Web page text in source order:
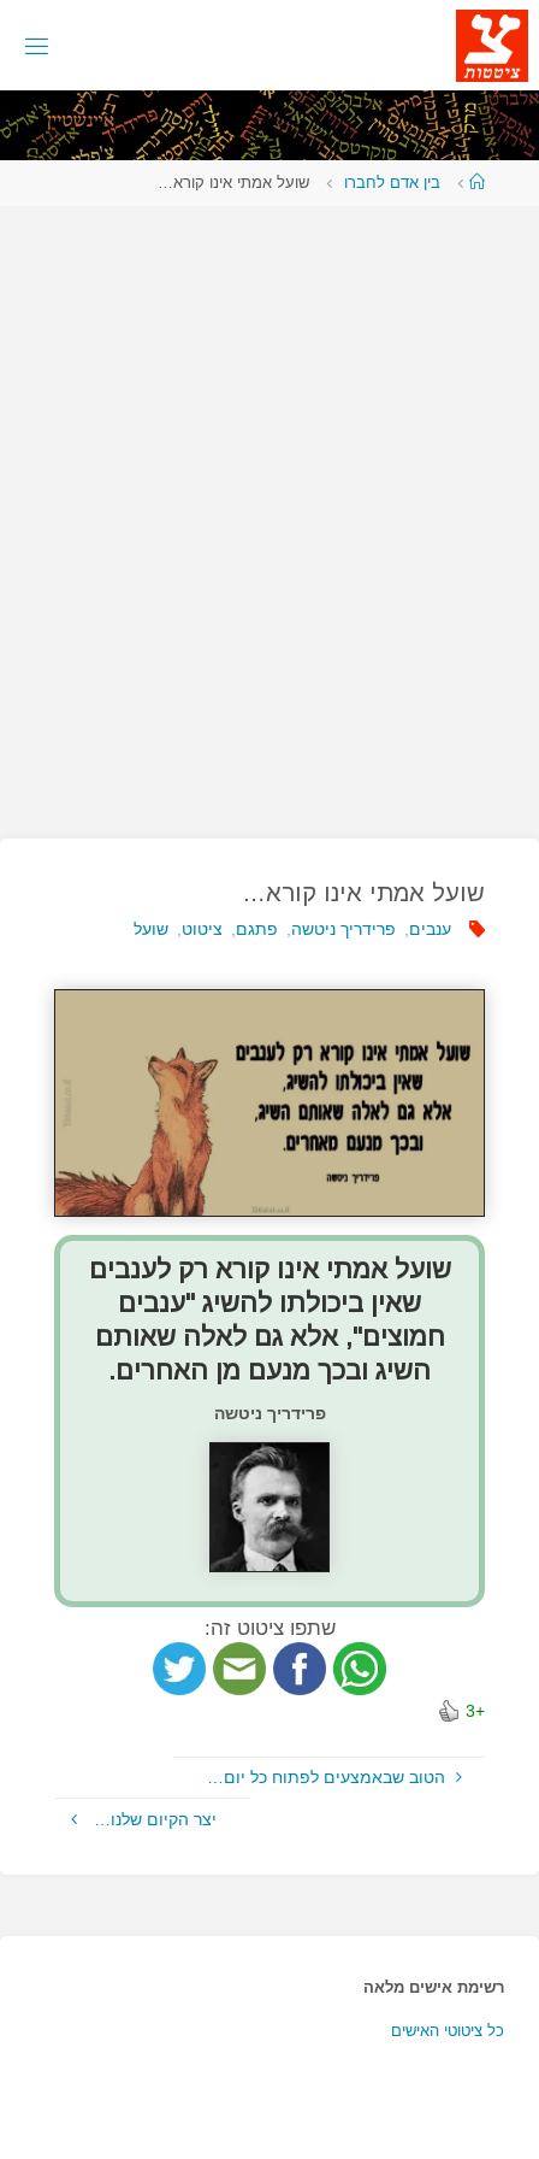
דלגו
לתוכן
עמודבין אדם לחברו שועל אמתי אינו קורא…
שועל אמתי אינו קורא…
ענבים פרידריך ניטשה פתגם ציטוט שועל
שועל אמתי אינו קורא רק לענבים
שאין ביכולתו להשיג "ענבים
חמוצים", אלא גם לאלה שאותם
השיג ובכך מנעם מן האחרים.
פרידריך ניטשה
שתפו ציטוט זה:
+3
הטוב שבאמצעים לפתוח כל יום…
יצר הקיום שלנו…
רשימת אישים מלאה
כל ציטוטי האישים